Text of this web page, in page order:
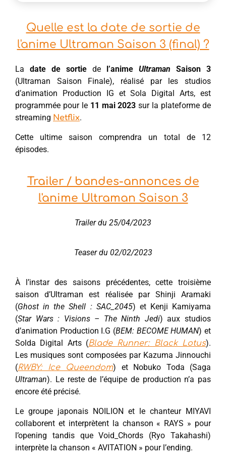
Quelle est la date de sortie de
l'anime Ultraman Saison 3 (final) ?
La date de sortie de l’anime Ultraman Saison 3
(Ultraman Saison Finale), réalisé par les studios
d’animation Production IG et Sola Digital Arts, est
programmée pour le 11 mai 2023 sur la plateforme de
streaming Netflix.
Cette ultime saison comprendra un total de 12
épisodes.
Trailer / bandes-annonces de
l'anime Ultraman Saison 3
Trailer du 25/04/2023
Teaser du 02/02/2023
À l’instar des saisons précédentes, cette troisième
saison d’Ultraman est réalisée par Shinji Aramaki
(Ghost in the Shell : SAC_2045) et Kenji Kamiyama
(Star Wars : Visions – The Ninth Jedi) aux studios
d’animation Production I.G (BEM: BECOME HUMAN) et
Solda Digital Arts (Blade Runner: Black Lotus).
Les musiques sont composées par Kazuma Jinnouchi
(RWBY: Ice Queendom) et Nobuko Toda (Saga
Ultraman). Le reste de l’équipe de production n’a pas
encore été précisé.
Le groupe japonais NOILION et le chanteur MIYAVI
collaborent et interprètent la chanson « RAYS » pour
l’opening tandis que Void_Chords (Ryo Takahashi)
interprète la chanson « AVITATION » pour l’ending.